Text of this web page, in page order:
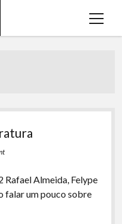
open
Rafael Almeida, Felype
falar um pouco sobre